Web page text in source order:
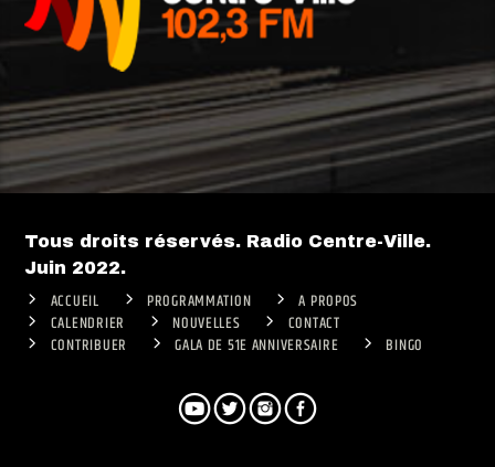
Tous droits réservés. Radio Centre-Ville.
Juin 2022.
ACCUEIL PROGRAMMATION
A PROPOS
CALENDRIER
NOUVELLES
CONTACT
CONTRIBUER
GALA DE 51E ANNIVERSAIRE BINGO